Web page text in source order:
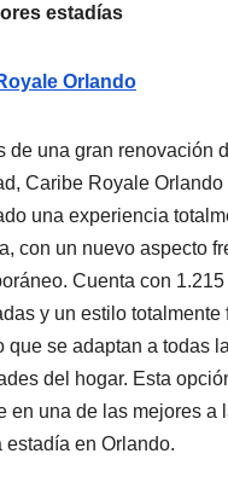
estadías
Orlando
de una gran renovación
Caribe Royale Orlando
una experiencia
con un nuevo aspecto
Cuenta con
y un estilo totalmente
que se adaptan a todas
del hogar. Esta
en una de las mejores a
estadía en Orlando.